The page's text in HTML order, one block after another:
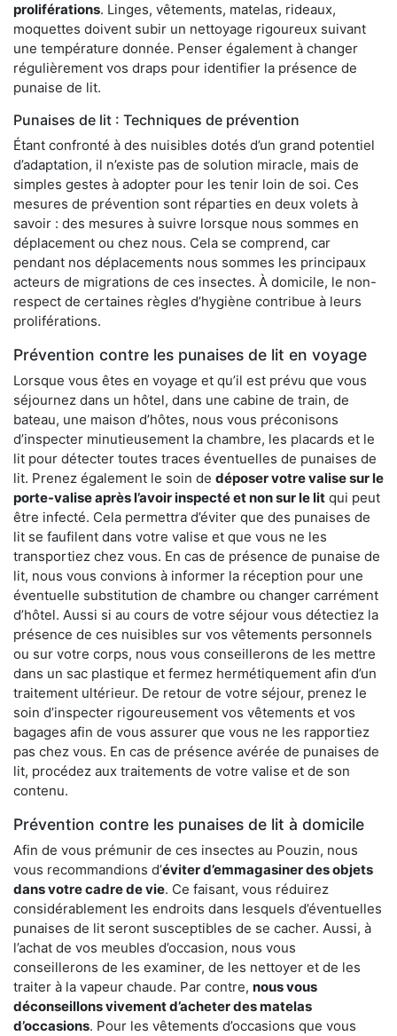
proliférations. Linges, vêtements, matelas, rideaux,
moquettes doivent subir un nettoyage rigoureux suivant
une température donnée. Penser également à changer
régulièrement vos draps pour identifier la présence de
punaise de lit.
Punaises de lit : Techniques de prévention
Étant confronté à des nuisibles dotés d’un grand potentiel
d’adaptation, il n’existe pas de solution miracle, mais de
simples gestes à adopter pour les tenir loin de soi. Ces
mesures de prévention sont réparties en deux volets à
savoir : des mesures à suivre lorsque nous sommes en
déplacement ou chez nous. Cela se comprend, car
pendant nos déplacements nous sommes les principaux
acteurs de migrations de ces insectes. À domicile, le non-
respect de certaines règles d’hygiène contribue à leurs
proliférations.
Prévention contre les punaises de lit en voyage
Lorsque vous êtes en voyage et qu’il est prévu que vous
séjournez dans un hôtel, dans une cabine de train, de
bateau, une maison d’hôtes, nous vous préconisons
d’inspecter minutieusement la chambre, les placards et le
lit pour détecter toutes traces éventuelles de punaises de
lit. Prenez également le soin de déposer votre valise sur le
porte-valise après l’avoir inspecté et non sur le lit qui peut
être infecté. Cela permettra d’éviter que des punaises de
lit se faufilent dans votre valise et que vous ne les
transportiez chez vous. En cas de présence de punaise de
lit, nous vous convions à informer la réception pour une
éventuelle substitution de chambre ou changer carrément
d’hôtel. Aussi si au cours de votre séjour vous détectiez la
présence de ces nuisibles sur vos vêtements personnels
ou sur votre corps, nous vous conseillerons de les mettre
dans un sac plastique et fermez hermétiquement afin d’un
traitement ultérieur. De retour de votre séjour, prenez le
soin d’inspecter rigoureusement vos vêtements et vos
bagages afin de vous assurer que vous ne les rapportiez
pas chez vous. En cas de présence avérée de punaises de
lit, procédez aux traitements de votre valise et de son
contenu.
Prévention contre les punaises de lit à domicile
Afin de vous prémunir de ces insectes au Pouzin, nous
vous recommandions d’éviter d’emmagasiner des objets
dans votre cadre de vie. Ce faisant, vous réduirez
considérablement les endroits dans lesquels d’éventuelles
punaises de lit seront susceptibles de se cacher. Aussi, à
l’achat de vos meubles d’occasion, nous vous
conseillerons de les examiner, de les nettoyer et de les
traiter à la vapeur chaude. Par contre, nous vous
déconseillons vivement d’acheter des matelas
d’occasions. Pour les vêtements d’occasions que vous